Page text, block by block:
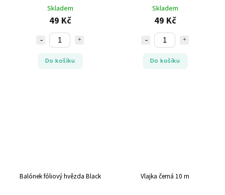
Skladem
49 Kč
Do košíku
Skladem
49 Kč
Do košíku
Balónek fóliový hvězda Black Vlajka černá 10 m